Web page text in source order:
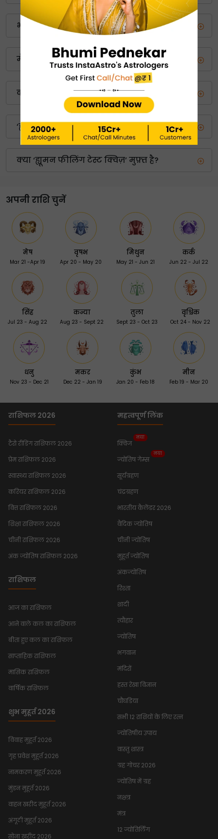
भावनाओं के 4 बुनियादी प्रकार क्या हैं?
मैं ह्यूमन इमोशन क्विज कैसे खेलूँ?
क्या ह्यूमन फीलिंग टेस्ट क्विज़ में प्रश्न आसान हैं?
‘ह्यूमन इमोशन क्विज’ क्या मापता है?
क्या ‘ह्यूमन फीलिंग टेस्ट क्विज़’ मुफ़्त है?
अपनी राशि चुनें
मेष
Mar 21 -Apr 19
वृषभ
Apr 20 - May 20
मिथुन
May 21 - Jun 21
कर्क
Jun 22 - Jul 22
सिंह
Jul 23 - Aug 22
कन्या
Aug 23 - Sept 22
तुला
Sept 23 - Oct 23
वृश्चिक
Oct 24 - Nov 22
धनु
Nov 23 - Dec 21
मकर
Dec 22 - Jan 19
कुंभ
Jan 20 - Feb 18
मीन
Feb 19 - Mar 20
राशिफल 2026
टैरो रीडिंग राशिफल 2026
प्रेम राशिफल 2026
स्वास्थ्य राशिफल 2026
करियर राशिफल 2026
वित्त राशिफल 2026
शिक्षा राशिफल 2026
चीनी राशिफल 2026
अंक ज्योतिष राशिफल 2026
राशिफल
आज का राशिफल
आने वाले कल का राशिफल
बीता हुए कल का राशिफल
साप्ताहिक राशिफल
मासिक राशिफल
वार्षिक राशिफल
शुभ मुहूर्त 2026
विवाह मुहूर्त 2026
गृह प्रवेश मुहूर्त 2026
नामकरण मुहूर्त 2026
मुंडन मुहूर्त 2026
वाहन खरीद मुहूर्त 2026
अंगूठी मुहूर्त 2026
सोना खरीद 2026
महत्वपूर्ण लिंक
क्विज
नया
ज्योतिष गेम्स
नया
सूर्यग्रहण
चंद्रग्रहण
भारतीय कैलेंडर 2026
वैदिक ज्योतिष
चीनी ज्योतिष
मुहूर्त ज्योतिष
अंकज्योतिष
रिश्ता
शादी
त्यौहार
ज्योतिष
भगवान
मंदिरों
हस्त रेखा विज्ञान
चौघडिया
सभी 12 राशियों के लिए रत्न
ज्योतिषीय उपाय
वास्तु शास्त्र
ग्रह गोचर 2026
ज्योतिष में ग्रह
नक्षत्र
मंत्र
12 ज्योतिर्लिंग